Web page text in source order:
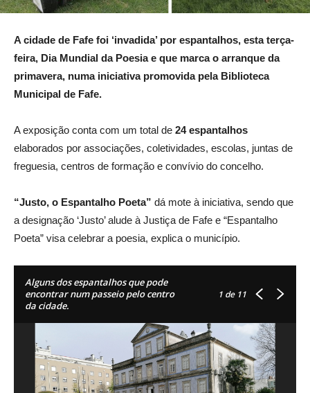
A cidade de Fafe foi ‘invadida’ por espantalhos, esta terça-
feira, Dia Mundial da Poesia e que marca o arranque da
primavera, numa iniciativa promovida pela Biblioteca
Municipal de Fafe.
A exposição conta com um total de 24 espantalhos
elaborados por associações, coletividades, escolas, juntas de
freguesia, centros de formação e convívio do concelho.
“Justo, o Espantalho Poeta” dá mote à iniciativa, sendo que
a designação ‘Justo’ alude à Justiça de Fafe e “Espantalho
Poeta” visa celebrar a poesia, explica o município.
Alguns dos espantalhos que pode
encontrar num passeio pelo centro
da cidade.
1 de 11